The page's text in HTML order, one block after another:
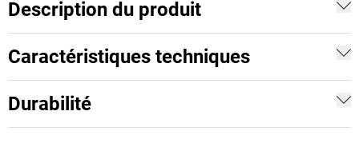
Description du produit
Caractéristiques techniques
Durabilité